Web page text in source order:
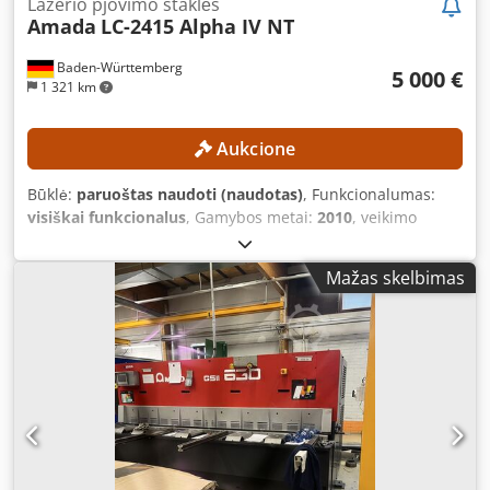
Baden-Württemberg
1 321 km
Amada LC-2415 Alpha IV NT
5 000 €
Aukcione
Būklė: paruoštas naudoti (naudotas), Funkcionalumas:
visiškai funkcionalus, Gamybos metai: 2010, veikimo
, mašinos/transporto priemonės
numeris:007, lazerio galia:4 000 W, plieno lakšto storis
12 mm, nerūdijančio plieno lakšto storis (maks.):
, aliuminio lakšto storis (maks.):8 mm, X ašies eiga:
, Y ašies eiga:1 550 mm, Z ašies eigos atstumas:
, Nėra minimalios kainos – garantuotas
pardavimas už aukščiausią pasiūlymą! Įranga buvo kasmet
prižiūrima (paskutinį kartą – 2025 m. gruodį) (yra priežiūros
ataskaitos)! „Laser Turbo-Blower“ buvo pakeistas 2021 m. X
ašis ir Y ašis buvo atnaujintos 2023 m., kai įrenginys buvo
įjungtas 27 066 valandas. TECHNINĖS CHARAKTERISTIKOS
Mažas skelbimas